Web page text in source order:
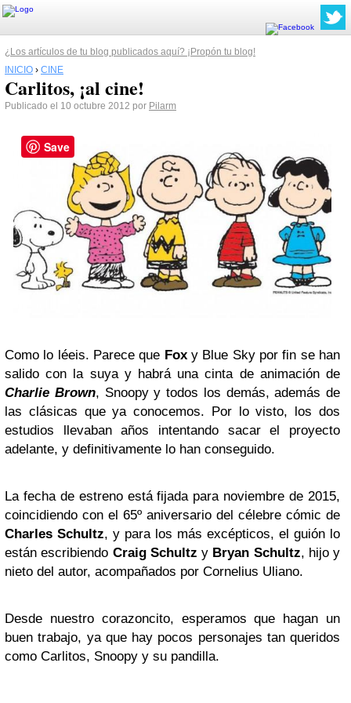
¿Los artículos de tu blog publicados aquí? ¡Propón tu blog!
INICIO › CINE
Carlitos, ¡al cine!
Publicado el 10 octubre 2012 por Pilarm
Como lo léeis. Parece que Foxy Blue Sky por fin se han
salido con la suya y habrá una cinta de animación de
Charlie Brown, Snoopy y todos los demás, además de
las clásicas que ya conocemos. Por lo visto, los dos
estudios llevaban años intentando sacar el proyecto
adelante, y definitivamente lo han conseguido.
La fecha de estreno está fijada para noviembre de 2015,
coincidiendo con el 65º aniversario del célebre cómic de
Charles Schultz, y para los más excépticos, el guión lo
están escribiendo Craig Schultz y Bryan Schultz, hijo y
nieto del autor, acompañados por Cornelius Uliano.
Desde nuestro corazoncito, esperamos que hagan un
buen trabajo, ya que hay pocos personajes tan queridos
como Carlitos, Snoopy y su pandilla.
Save